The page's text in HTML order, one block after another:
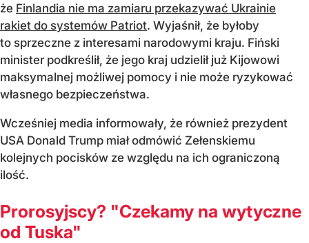
że Finlandia nie ma zamiaru przekazywać Ukrainie
rakiet do systemów Patriot. Wyjaśnił, że byłoby
to sprzeczne z interesami narodowymi kraju. Fiński
minister podkreślił, że jego kraj udzielił już Kijowowi
maksymalnej możliwej pomocy i nie może ryzykować
własnego bezpieczeństwa.
Wcześniej media informowały, że również prezydent
USA Donald Trump miał odmówić Zełenskiemu
kolejnych pocisków ze względu na ich ograniczoną
ilość.
Prorosyjscy? "Czekamy na wytyczne
od Tuska"